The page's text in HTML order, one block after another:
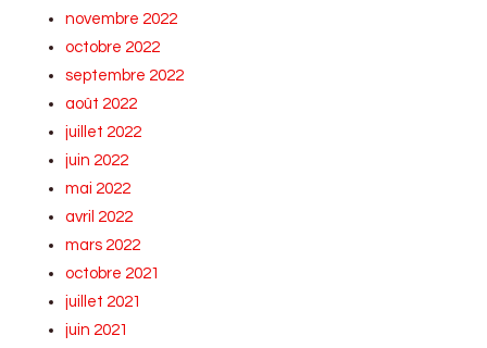
novembre 2022
octobre 2022
septembre 2022
août 2022
juillet 2022
juin 2022
mai 2022
avril 2022
mars 2022
octobre 2021
juillet 2021
juin 2021